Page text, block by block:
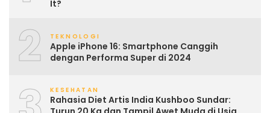
It?
2 TEKNOLOGI
Apple iPhone 16: Smartphone Canggih
dengan Performa Super di 2024
KESEHATAN
Rahasia Diet Artis India Kushboo Sundar: